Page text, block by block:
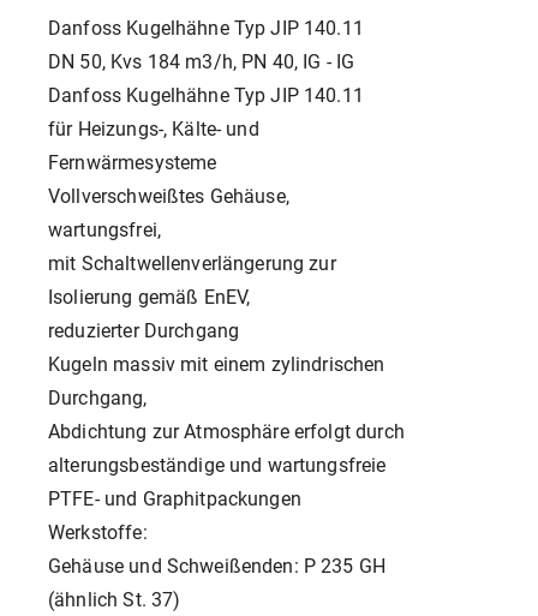
Danfoss Kugelhähne Typ JIP 140.11
DN 50, Kvs 184 m3/h, PN 40, IG - IG
Danfoss Kugelhähne Typ JIP 140.11
für Heizungs-, Kälte- und
Fernwärmesysteme
Vollverschweißtes Gehäuse,
wartungsfrei,
mit Schaltwellenverlängerung zur
Isolierung gemäß EnEV,
reduzierter Durchgang
Kugeln massiv mit einem zylindrischen
Durchgang,
Abdichtung zur Atmosphäre erfolgt durch
alterungsbeständige und wartungsfreie
PTFE- und Graphitpackungen
Werkstoffe:
Gehäuse und Schweißenden: P 235 GH
(ähnlich St. 37)